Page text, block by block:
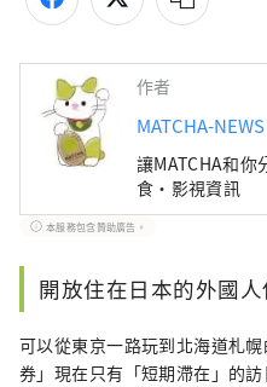
作者
MATCHA-NEWS
讓MATCHA和你
食・影視資訊
本服務包含贊助廣告。
開放住在日本的外國人
可以從東京一路玩到北海道札
券」現在只有「短期滯在」的